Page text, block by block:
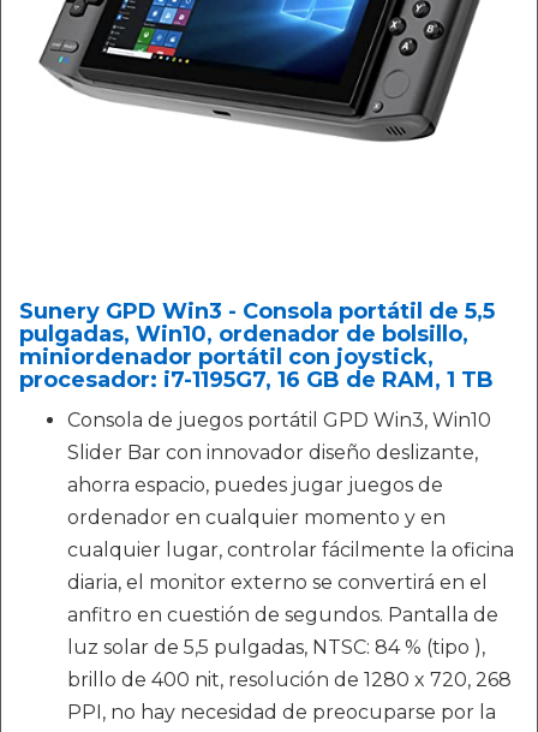
Sunery GPD Win3 - Consola portátil de 5,5
pulgadas, Win10, ordenador de bolsillo,
miniordenador portátil con joystick,
procesador: i7-1195G7, 16 GB de RAM, 1 TB
Consola de juegos portátil GPD Win3, Win10
Slider Bar con innovador diseño deslizante,
ahorra espacio, puedes jugar juegos de
ordenador en cualquier momento y en
cualquier lugar, controlar fácilmente la oficina
diaria, el monitor externo se convertirá en el
anfitro en cuestión de segundos. Pantalla de
luz solar de 5,5 pulgadas, NTSC: 84 % (tipo ),
brillo de 400 nit, resolución de 1280 x 720, 268
PPI, no hay necesidad de preocuparse por la